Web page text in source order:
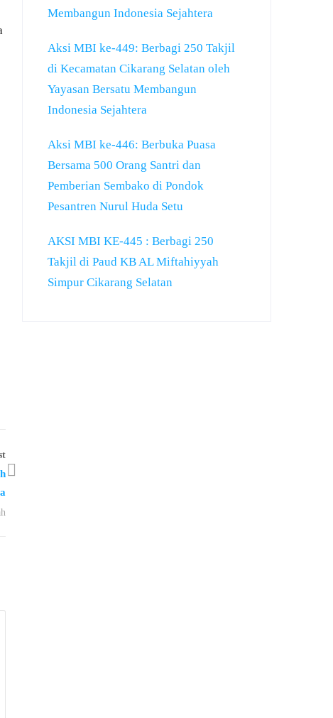
Membangun Indonesia Sejahtera
Aksi MBI ke-449: Berbagi 250 Takjil
di Kecamatan Cikarang Selatan oleh
Yayasan Bersatu Membangun
Indonesia Sejahtera
Aksi MBI ke-446: Berbuka Puasa
Bersama 500 Orang Santri dan
Pemberian Sembako di Pondok
Pesantren Nurul Huda Setu
AKSI MBI KE-445 : Berbagi 250
Takjil di Paud KB AL Miftahiyyah
Simpur Cikarang Selatan